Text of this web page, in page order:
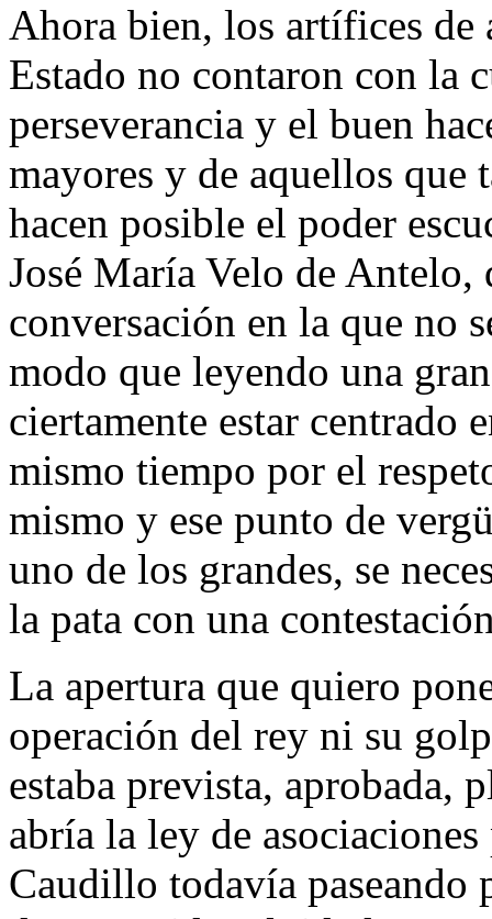
Ahora bien, los artífices de
Estado no contaron con la
perseverancia y el buen
mayores y de aquellos que
hacen posible el poder
José María Velo de Antelo,
conversación en la que no
modo que leyendo una
ciertamente estar centrado
mismo tiempo por el
mismo y ese punto de
uno de los grandes, se
la pata con una
La apertura que quiero
operación del rey ni su
estaba prevista, aprobada,
abría la ley de
Caudillo todavía paseando